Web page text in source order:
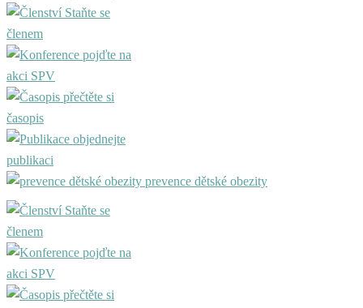
Staňte se
členem
pojďte na
akci SPV
přečtěte si
časopis
objednejte
publikaci
prevence dětské obezity
Staňte se
členem
pojďte na
akci SPV
přečtěte si